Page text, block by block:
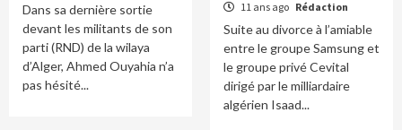
Dans sa dernière sortie
devant les militants de son
parti (RND) de la wilaya
d’Alger, Ahmed Ouyahia n’a
pas hésité...
11 ans ago Rédaction
Suite au divorce à l’amiable
entre le groupe Samsung et
le groupe privé Cevital
dirigé par le milliardaire
algérien Isaad...